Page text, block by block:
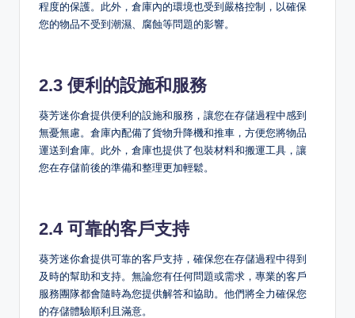
程度的保護。此外，倉庫內的環境也受到嚴格控制，以確保
您的物品不受到潮濕、腐蝕等問題的影響。
2.3 便利的設施和服務
葵芳迷你倉提供便利的設施和服務，讓您在存儲過程中感到
無憂無慮。倉庫內配備了貨物升降機和推車，方便您將物品
運送到倉庫。此外，倉庫也提供了包裝材料和搬運工具，讓
您在存儲前後的準備和整理更加輕鬆。
2.4 可靠的客戶支持
葵芳迷你倉提供可靠的客戶支持，確保您在存儲過程中得到
及時的幫助和支持。無論您有任何問題或需求，專業的客戶
服務團隊都會隨時為您提供解答和協助。他們將全力確保您
的存儲體驗順利且滿意。